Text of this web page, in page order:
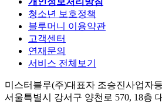
청소년 보호정책
블루머니 이용약관
고객센터
연재문의
서비스 전체보기
미스터블루(주)대표자 조승진사업자
서울특별시 강서구 양천로 570, 18층